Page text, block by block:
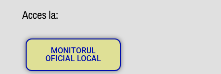
Acces la:
MONITORUL
OFICIAL LOCAL